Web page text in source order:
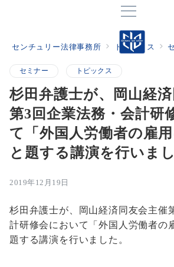
センチュリー法律事務所 トピックス
セミナー トピックス
杉田弁護士が、岡山経
第3回企業法務・会計研
て「外国人労働者の雇用
と題する講演を行いまし
2019年12月19日
杉田弁護士が、岡山経済同友会主催
計研修会において「外国人労働者の
題する講演を行いました。